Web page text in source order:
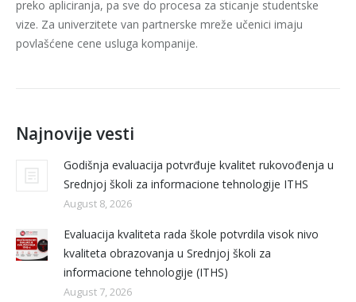
preko apliciranja, pa sve do procesa za sticanje studentske
vize. Za univerzitete van partnerske mreže učenici imaju
povlašćene cene usluga kompanije.
Najnovije vesti
Godišnja evaluacija potvrđuje kvalitet rukovođenja u
Srednjoj školi za informacione tehnologije ITHS
August 8, 2026
Evaluacija kvaliteta rada škole potvrdila visok nivo
kvaliteta obrazovanja u Srednjoj školi za
informacione tehnologije (ITHS)
August 7, 2026